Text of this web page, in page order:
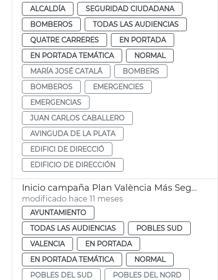
ALCALDÍA
SEGURIDAD CIUDADANA
BOMBEROS
TODAS LAS AUDIENCIAS
QUATRE CARRERES
EN PORTADA
EN PORTADA TEMÁTICA
NORMAL
MARÍA JOSÉ CATALÁ
BOMBERS
BOMBEROS
EMERGENCIES
EMERGENCIAS
JUAN CARLOS CABALLERO
AVINGUDA DE LA PLATA
EDIFICI DE DIRECCIÓ
EDIFICIO DE DIRECCIÓN
Inicio campaña Plan València Más Segura en pedanías
modificado hace 11 meses
AYUNTAMIENTO
TODAS LAS AUDIENCIAS
POBLES SUD
VALENCIA
EN PORTADA
EN PORTADA TEMÁTICA
NORMAL
POBLES DEL SUD
POBLES DEL NORD